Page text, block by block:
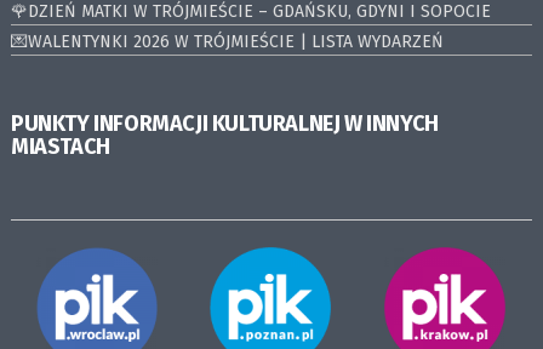
🌹DZIEŃ MATKI W TRÓJMIEŚCIE – GDAŃSKU, GDYNI I SOPOCIE
💌WALENTYNKI 2026 W TRÓJMIEŚCIE | LISTA WYDARZEŃ
PUNKTY INFORMACJI KULTURALNEJ W INNYCH
MIASTACH